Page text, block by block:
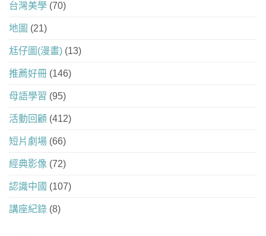
台灣美學 (70)
地圖 (21)
尪仔圖(漫畫) (13)
推薦好冊 (146)
母語學習 (95)
活動回顧 (412)
短片劇場 (66)
經典影像 (72)
認識中國 (107)
講座紀錄 (8)